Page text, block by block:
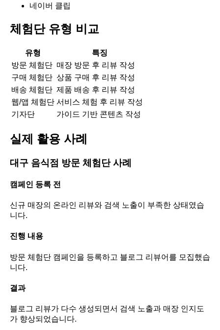
네이버 클립
체험단 유형 비교
유형
특징
방문 체험단 매장 방문 후 리뷰 작성
구매 체험단 상품 구매 후 리뷰 작성
배송 체험단 제품 배송 후 리뷰 작성
웹/앱 체험단 서비스 체험 후 리뷰 작성
기자단
가이드 기반 콘텐츠 작성
실제 활용 사례
대구 음식점 방문 체험단 사례
캠페인 등록 전
신규 매장의 온라인 리뷰와 검색 노출이 부족한 상태였습
니다.
진행 내용
방문 체험단 캠페인을 등록하고 블로그 리뷰어를 모집했습
니다.
결과
블로그 리뷰가 다수 생성되면서 검색 노출과 매장 인지도
가 향상되었습니다.